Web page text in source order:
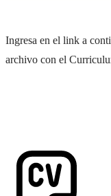
Ingresa en el link a
archivo con el